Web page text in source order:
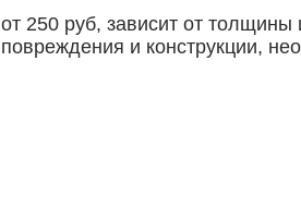
от 250 руб, зависит от толщины
повреждения и конструкции,